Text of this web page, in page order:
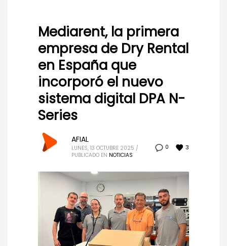
Mediarent, la primera
empresa de Dry Rental
en España que
incorporó el nuevo
sistema digital DPA N-
Series
0 3
AFIAL
LUNES, 13 OCTUBRE 2025 /
PUBLICADO EN NOTICIAS